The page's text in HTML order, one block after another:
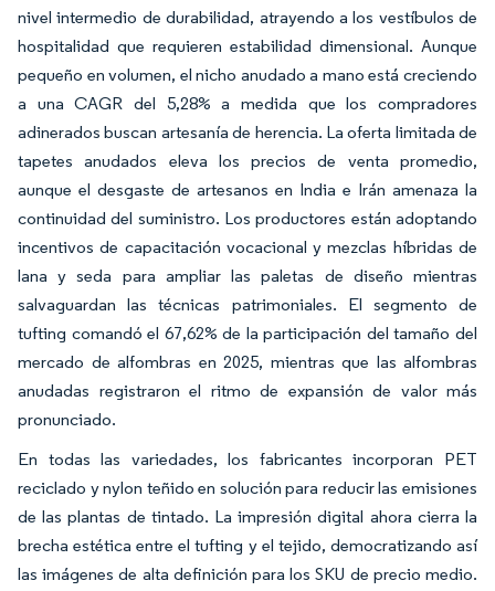
nivel intermedio de durabilidad, atrayendo a los vestíbulos de
hospitalidad que requieren estabilidad dimensional. Aunque
pequeño en volumen, el nicho anudado a mano está creciendo
a una CAGR del 5,28% a medida que los compradores
adinerados buscan artesanía de herencia. La oferta limitada de
tapetes anudados eleva los precios de venta promedio,
aunque el desgaste de artesanos en India e Irán amenaza la
continuidad del suministro. Los productores están adoptando
incentivos de capacitación vocacional y mezclas híbridas de
lana y seda para ampliar las paletas de diseño mientras
salvaguardan las técnicas patrimoniales. El segmento de
tufting comandó el 67,62% de la participación del tamaño del
mercado de alfombras en 2025, mientras que las alfombras
anudadas registraron el ritmo de expansión de valor más
pronunciado.
En todas las variedades, los fabricantes incorporan PET
reciclado y nylon teñido en solución para reducir las emisiones
de las plantas de tintado. La impresión digital ahora cierra la
brecha estética entre el tufting y el tejido, democratizando así
las imágenes de alta definición para los SKU de precio medio.